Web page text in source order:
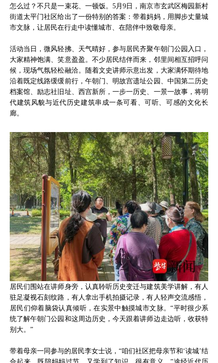
怎么过？不只是一束花、一顿饭。5月9日，南京市玄武区梅园新村
街道太平门社区给出了一份特别的答案：带着妈妈，用脚步丈量城
市文脉，让居民在行走中读懂城市、在陪伴中致敬母亲。
活动当日，微风轻拂、天气晴好，参与居民齐聚午朝门公园入口，
大家精神饱满、笑意盈盈。不少居民结伴而来，邻里间相互招呼问
候，现场气氛轻松融洽。随着文史讲师示意出发，大家满怀期待地
沿着既定线路缓缓前行，午朝门、明故宫遗址公园、中国第二历史
档案馆、励志社旧址、西宫新所，一步一历史、一景一故事，将明
代建筑风貌与近代历史建筑串成一条可看、可听、可感的文化长
廊。
居民们围站在讲师身旁，认真聆听历史变迁与建筑美学讲解，有人
驻足凝视石刻纹路，有人拿出手机拍摄记录，有人轻声交流感悟，
居民们仰着脑袋认真倾听，在实景中触摸城市文脉。“平时很少系
统了解午朝门公园和这周边历史，今天跟着讲师边走边听，收获特
别大。”
带着母亲一同参与的居民李女士说，“咱们社区把母亲节和‘读城’结